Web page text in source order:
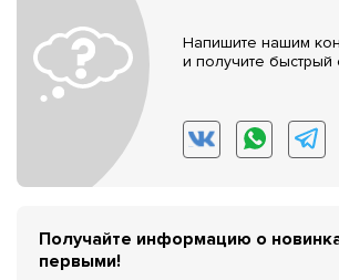
Напишите нашим
и получите быстрый
Получайте информацию о
первыми!